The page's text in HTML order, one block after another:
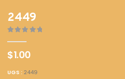
2449
$1.00
UGS : 2449